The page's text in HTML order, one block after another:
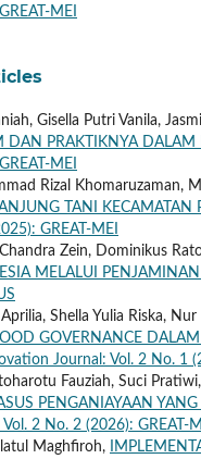
MEI
Gisella Putri Vanila,
DAN PRAKTIKNYA DALAM
MEI
Rizal Khomaruzaman,
TANI
GREAT-MEI
Zein, Dominikus
MELALUI PENJAMINAN
Shella Yulia Riska,
GOVERNANCE
Journal: Vol. 2 No. 1
Fauziah, Suci
PENGANIAYAAN
2 No. 2 (2026): GREAT-
Maghfiroh,